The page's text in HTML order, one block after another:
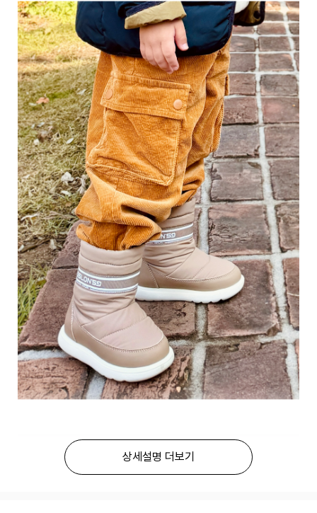
상세설명 더보기